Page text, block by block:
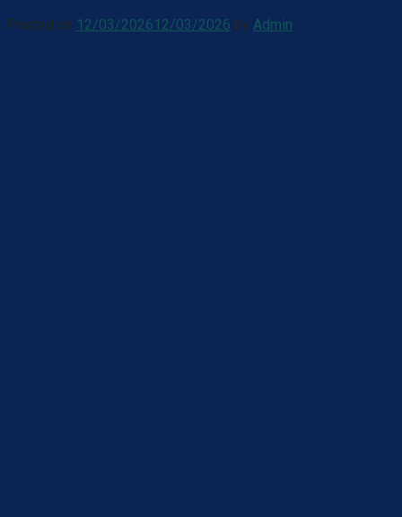
Posted on 12/03/202612/03/2026 by Admin